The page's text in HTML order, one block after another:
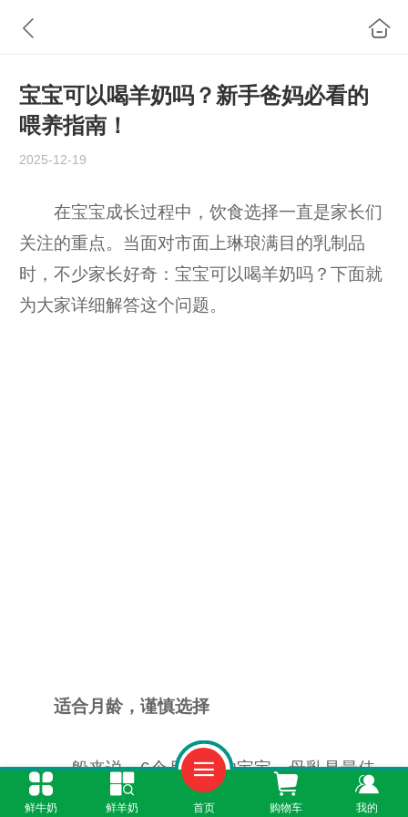
宝宝可以喝羊奶吗？新手爸妈必看的
喂养指南！
2025-12-19
在宝宝成长过程中，饮食选择一直是家长们
关注的重点。当面对市面上琳琅满目的乳制品
时，不少家长好奇：宝宝可以喝羊奶吗？下面就
为大家详细解答这个问题。
适合月龄，谨慎选择
一般来说，6个月以内的宝宝，母乳是最佳
的食物来源，能满足其生长发育的各种需求。如
鲜牛奶 鲜羊奶 首页 购物车 我的